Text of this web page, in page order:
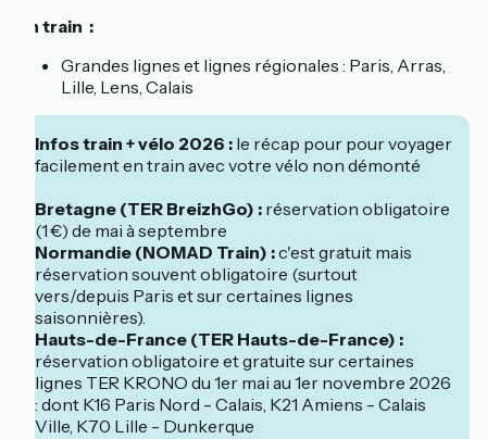
En train :
Grandes lignes et lignes régionales : Paris, Arras,
Lille, Lens, Calais
Infos train + vélo 2026 : le récap pour pour voyager
facilement en train avec votre vélo non démonté
Bretagne (TER BreizhGo) : réservation obligatoire
(1 €) de mai à septembre
Normandie (NOMAD Train) :c'est gratuit mais
réservation souvent obligatoire (surtout
vers/depuis Paris et sur certaines lignes
saisonnières).
Hauts-de-France (TER Hauts-de-France) :
réservation obligatoire et gratuite sur certaines
lignes TER KRONO du 1er mai au 1er novembre 2026
: dont K16 Paris Nord - Calais, K21 Amiens - Calais
Ville, K70 Lille - Dunkerque